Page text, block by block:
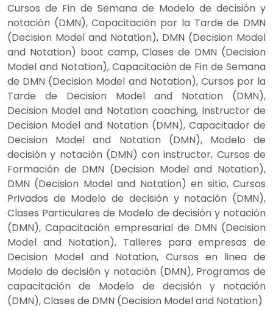
Cursos de Fin de Semana de Modelo de decisión y
notación (DMN), Capacitación por la Tarde de DMN
(Decision Model and Notation), DMN (Decision Model
and Notation) boot camp, Clases de DMN (Decision
Model and Notation), Capacitación de Fin de Semana
de DMN (Decision Model and Notation), Cursos por la
Tarde de Decision Model and Notation (DMN),
Decision Model and Notation coaching, Instructor de
Decision Model and Notation (DMN), Capacitador de
Decision Model and Notation (DMN), Modelo de
decisión y notación (DMN) con instructor, Cursos de
Formación de DMN (Decision Model and Notation),
DMN (Decision Model and Notation) en sitio, Cursos
Privados de Modelo de decisión y notación (DMN),
Clases Particulares de Modelo de decisión y notación
(DMN), Capacitación empresarial de DMN (Decision
Model and Notation), Talleres para empresas de
Decision Model and Notation, Cursos en linea de
Modelo de decisión y notación (DMN), Programas de
capacitación de Modelo de decisión y notación
(DMN), Clases de DMN (Decision Model and Notation)